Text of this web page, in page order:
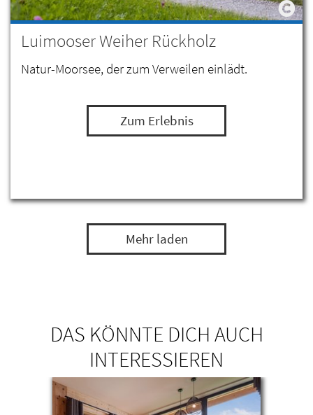
Luimooser Weiher Rückholz
Natur-Moorsee, der zum Verweilen einlädt.
Zum Erlebnis
Mehr laden
DAS KÖNNTE DICH AUCH
INTERESSIEREN